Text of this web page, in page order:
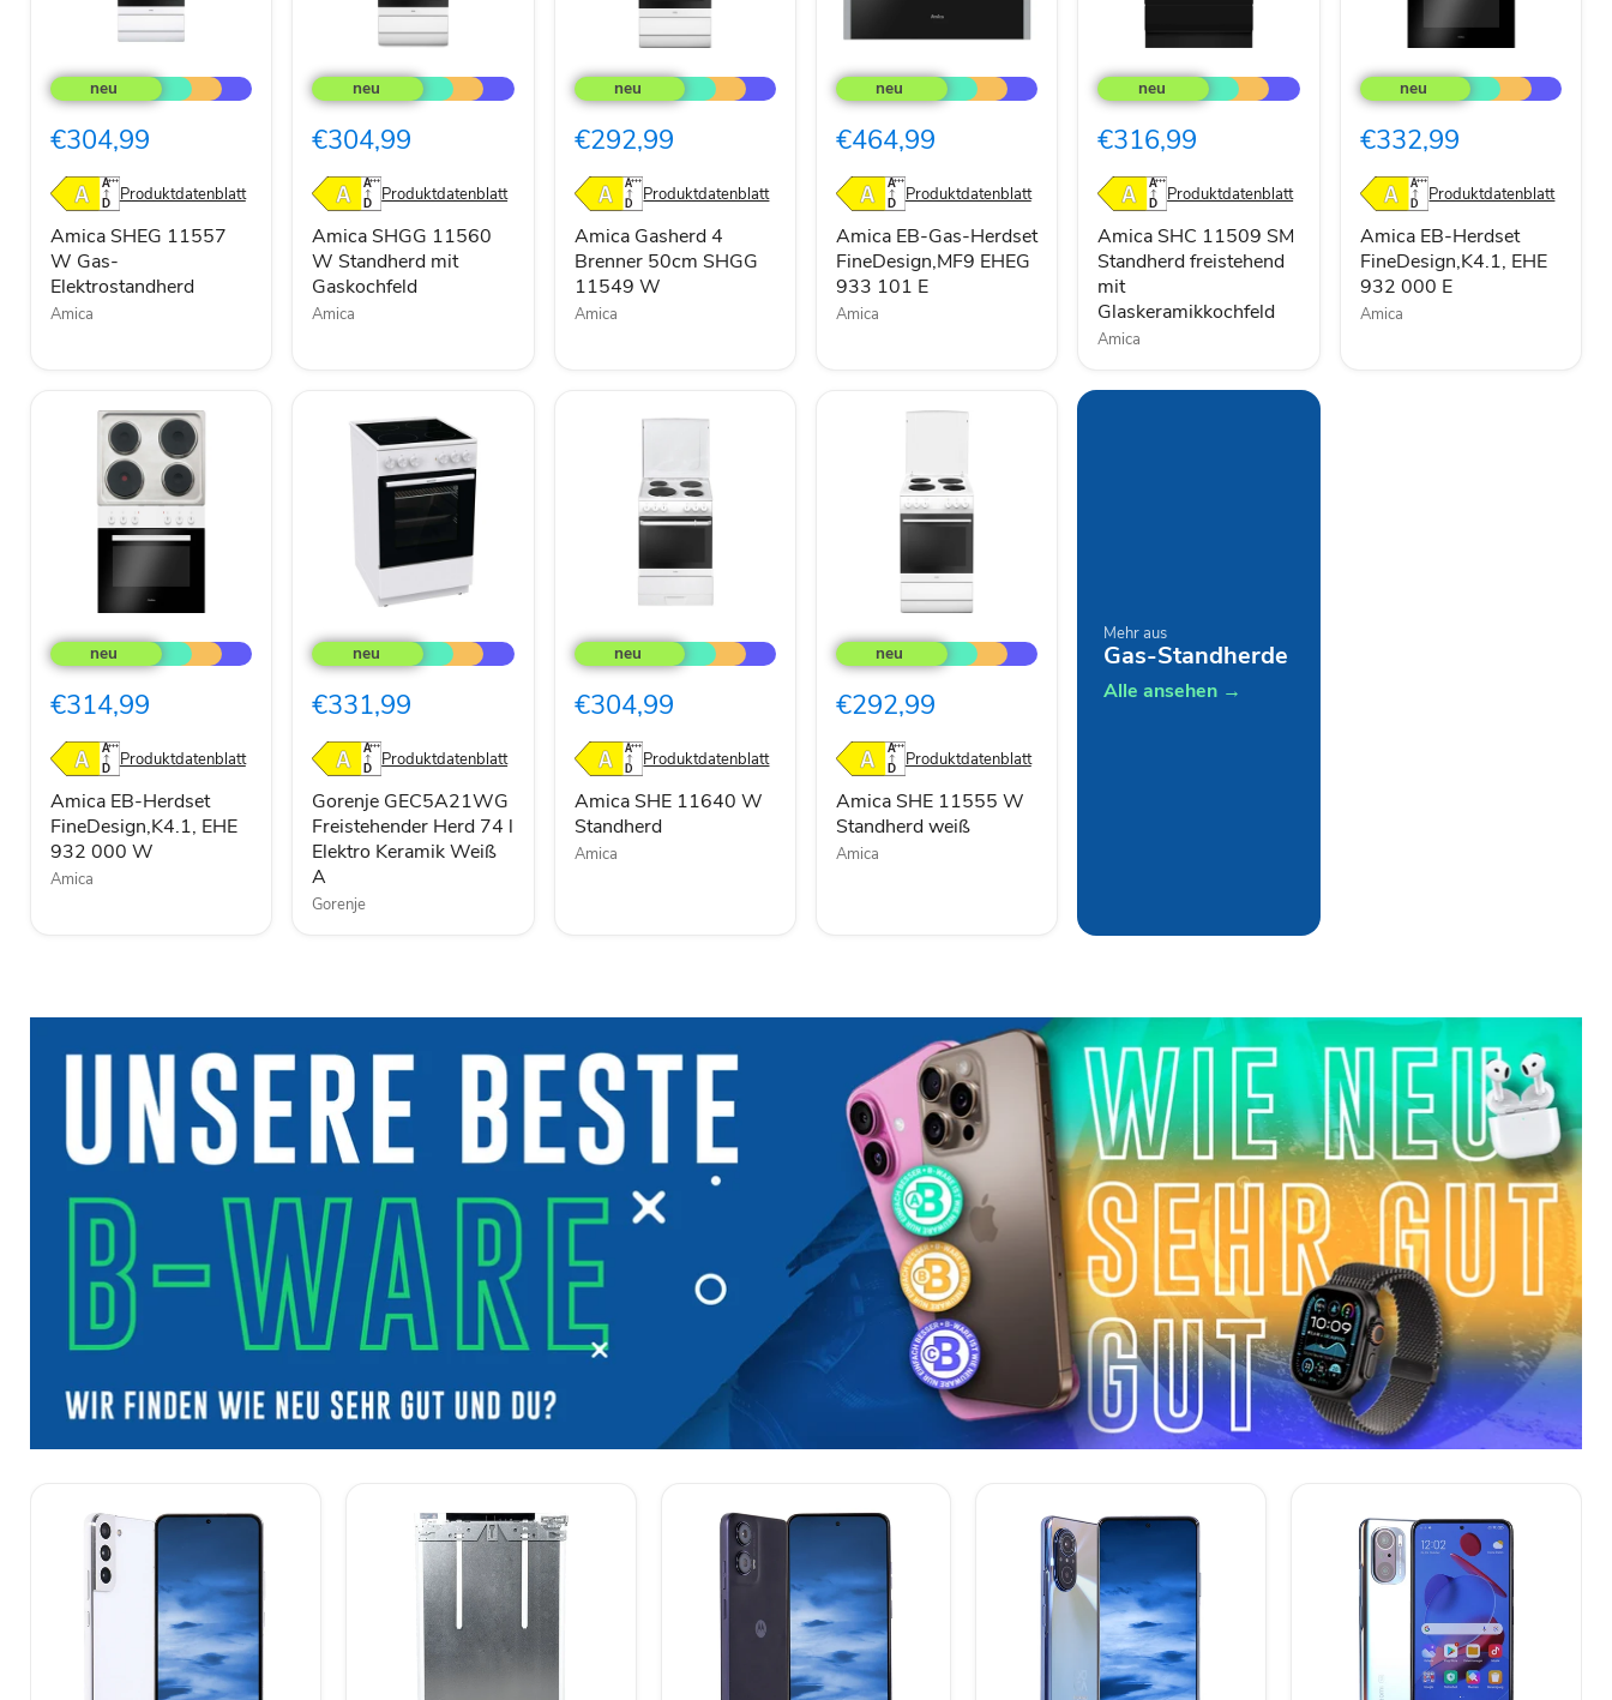
SHEG
11557
Gas-
€304,99
Produktdatenblatt
Amica SHEG 11557
W Gas-
Elektrostandherd
Amica
SHGG
11560
Standherd
Gaskochfeld
€304,99
Produktdatenblatt
Amica SHGG 11560
W Standherd mit
Gaskochfeld
Amica
Gasherd
4
50cm
11549
W
€292,99
Produktdatenblatt
Amica Gasherd 4
Brenner 50cm SHGG
11549 W
Amica
EB-
Gas-
FineDesign,MF9
933
101
E
€464,99
Produktdatenblatt
Amica EB-Gas-Herdset
FineDesign,MF9 EHEG
933 101 E
Amica
Amica
SHC
11509
Standherd
mit
Glaskeramikkochfeld
€316,99
Produktdatenblatt
Amica SHC 11509 SM
Standherd freistehend
mit
Glaskeramikkochfeld
Amica
Amica
EB-
Herdset
EHE
000
E
€332,99
Produktdatenblatt
Amica EB-Herdset
FineDesign,K4.1, EHE
932 000 E
Amica
Amica
EB-
Herdset
EHE
000
W
€314,99
Produktdatenblatt
Amica EB-Herdset
FineDesign,K4.1, EHE
932 000 W
Amica
GEC5A21WG
Freistehender
74
Elektro
Keramik
Weiß
A
€331,99
Produktdatenblatt
Gorenje GEC5A21WG
Freistehender Herd 74 l
Elektro Keramik Weiß
A
Gorenje
SHE
11640
Standherd
€304,99
Produktdatenblatt
Amica SHE 11640 W
Standherd
Amica
SHE
11555
Standherd
€292,99
Produktdatenblatt
Amica SHE 11555 W
Standherd weiß
Amica
Mehr aus
Gas-Standherde
Alle ansehen →